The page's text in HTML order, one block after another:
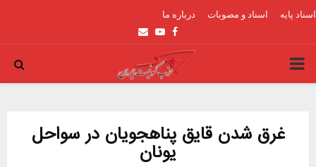
اسناد پایه اسناد و مصوبات درباره ما
Facebook
Youtube
Email
PRIMARY
غرق شدن قایق پناهجویان در سواحل
یونان